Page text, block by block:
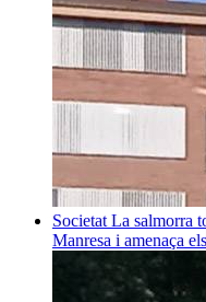
Societat La salmorra
Manresa i amenaça